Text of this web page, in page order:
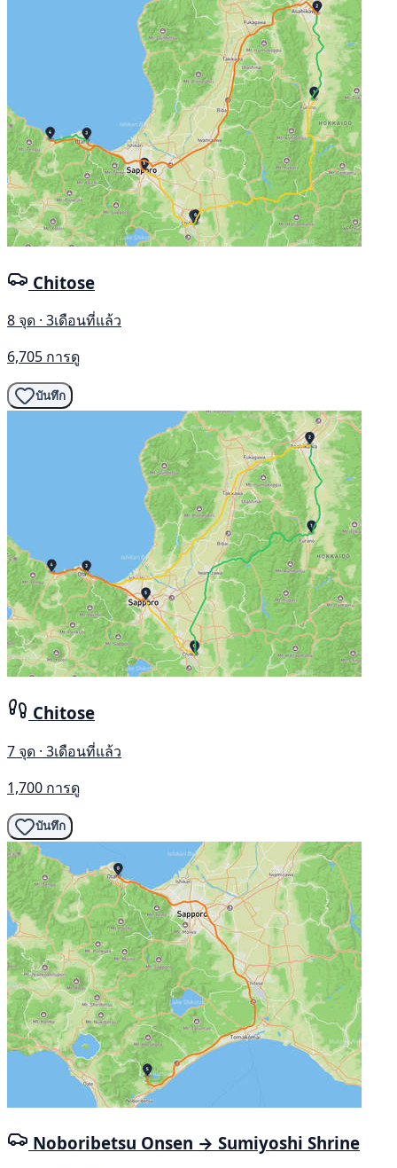
Chitose
8 จุด · 3เดือนที่แล้ว
6,705 การดู
บันทึก
Chitose
7 จุด · 3เดือนที่แล้ว
1,700 การดู
บันทึก
Noboribetsu Onsen → Sumiyoshi Shrine